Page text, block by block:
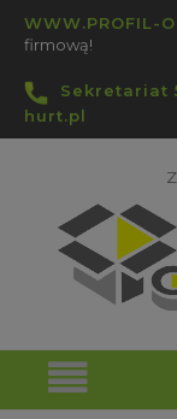
WWW.PROFIL-
firmową!
Sekretariat
hurt.pl